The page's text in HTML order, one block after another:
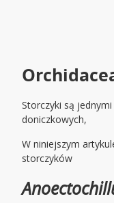
Storczyki są
doniczkowych,
W niniejszym
storczyków
Anoectoc